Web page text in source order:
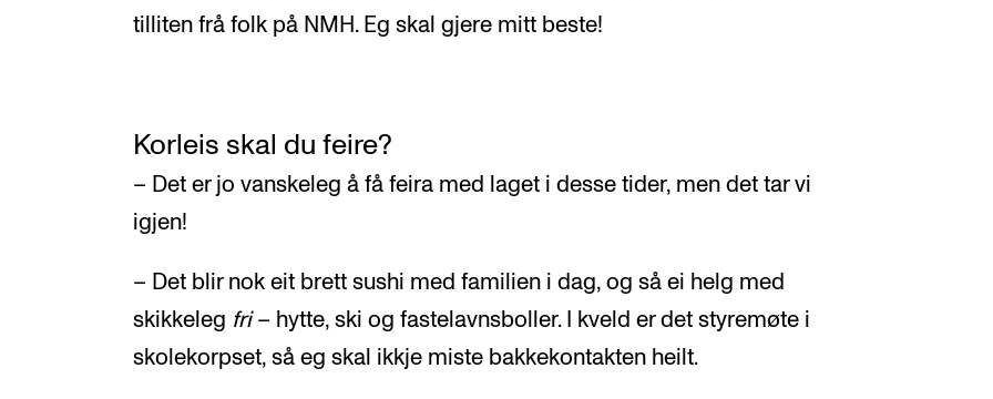
tilliten frå folk på NMH. Eg skal gjere mitt beste!
Korleis skal du feire?
– Det er jo vanskeleg å få feira med laget i desse tider, men det tar vi
igjen!
– Det blir nok eit brett sushi med familien i dag, og så ei helg med
skikkeleg fri– hytte, ski og fastelavnsboller. I kveld er det styremøte i
skolekorpset, så eg skal ikkje miste bakkekontakten heilt.